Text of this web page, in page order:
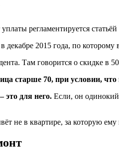
регламентируется
2015 года, по
Там говорится о скидке в
старше 70, при условии,
это для него. Если, он одинокий
не в квартире, за которую